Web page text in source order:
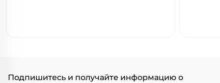
Подпишитесь и получайте информацию о